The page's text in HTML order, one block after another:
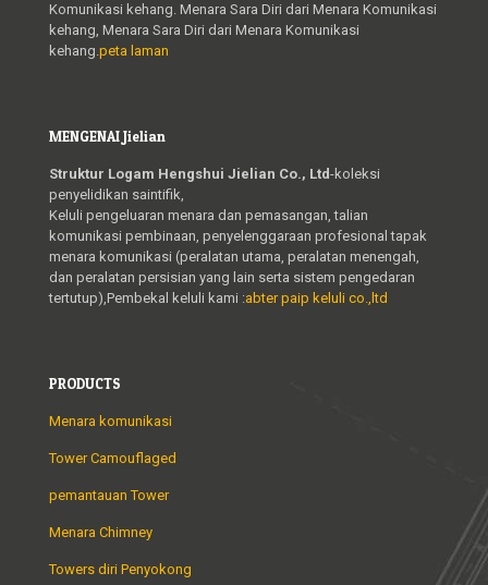
Komunikasi kehang. Menara Sara Diri dari Menara Komunikasi
kehang, Menara Sara Diri dari Menara Komunikasi
kehang.peta laman
MENGENAI Jielian
Struktur Logam Hengshui Jielian Co., Ltd-koleksi
penyelidikan saintifik,
Keluli pengeluaran menara dan pemasangan, talian
komunikasi pembinaan, penyelenggaraan profesional tapak
menara komunikasi (peralatan utama, peralatan menengah,
dan peralatan persisian yang lain serta sistem pengedaran
tertutup),Pembekal keluli kami :abter paip keluli co.,ltd
PRODUCTS
Menara komunikasi
Tower Camouflaged
pemantauan Tower
Menara Chimney
Towers diri Penyokong